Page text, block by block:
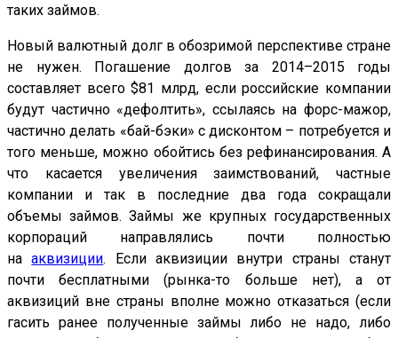
таких займов.
Новый валютный долг в обозримой перспективе стране
не нужен. Погашение долгов за 2014–2015 годы
составляет всего $81 млрд, если российские компании
будут частично «дефолтить», ссылаясь на форс-мажор,
частично делать «бай-бэки» с дисконтом – потребуется и
того меньше, можно обойтись без рефинансирования. А
что касается увеличения заимствований, частные
компании и так в последние два года сокращали
объемы займов. Займы же крупных государственных
корпораций направлялись почти полностью
нааквизиции. Если аквизиции внутри страны станут
почти бесплатными (рынка-то больше нет), а от
аквизиций вне страны вполне можно отказаться (если
гасить ранее полученные займы либо не надо, либо